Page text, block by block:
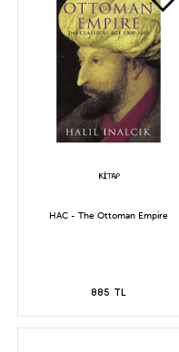
HAC - The Ottoman Empire
885 TL